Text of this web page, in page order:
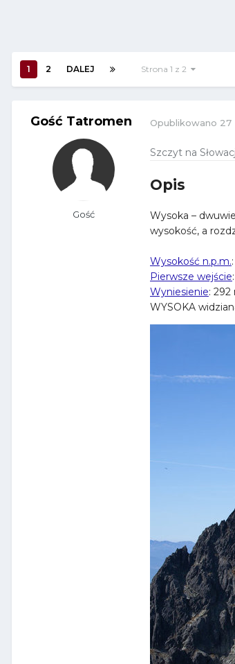
1 2 DALEJ Strona 1 z 2
Gość Tatromen
Gość
Opublikowano 27
Szczyt na
Opis
Wysoka –
wysokość, a
Wysokość n.p.m.:
Pierwsze wejście:
Wyniesienie: 292
WYSOKA